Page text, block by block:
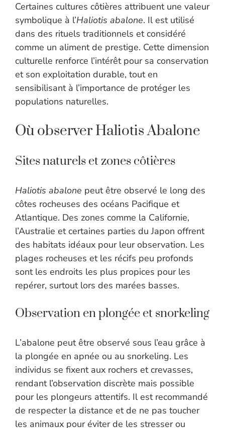
Certaines cultures côtières attribuent une valeur
symbolique à l’Haliotis abalone. Il est utilisé
dans des rituels traditionnels et considéré
comme un aliment de prestige. Cette dimension
culturelle renforce l’intérêt pour sa conservation
et son exploitation durable, tout en
sensibilisant à l’importance de protéger les
populations naturelles.
Où observer Haliotis Abalone
Sites naturels et zones côtières
Haliotis abalone peut être observé le long des
côtes rocheuses des océans Pacifique et
Atlantique. Des zones comme la Californie,
l’Australie et certaines parties du Japon offrent
des habitats idéaux pour leur observation. Les
plages rocheuses et les récifs peu profonds
sont les endroits les plus propices pour les
repérer, surtout lors des marées basses.
Observation en plongée et snorkeling
L’abalone peut être observé sous l’eau grâce à
la plongée en apnée ou au snorkeling. Les
individus se fixent aux rochers et crevasses,
rendant l’observation discrète mais possible
pour les plongeurs attentifs. Il est recommandé
de respecter la distance et de ne pas toucher
les animaux pour éviter de les stresser ou